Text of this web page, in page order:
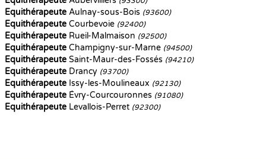
Equithérapeute Aulnay-sous-Bois (93600)
Equithérapeute Courbevoie (92400)
Equithérapeute Rueil-Malmaison (92500)
Equithérapeute Champigny-sur-Marne (94500)
Equithérapeute Saint-Maur-des-Fossés (94210)
Equithérapeute Drancy (93700)
Equithérapeute Issy-les-Moulineaux (92130)
Equithérapeute Évry-Courcouronnes (91080)
Equithérapeute Levallois-Perret (92300)